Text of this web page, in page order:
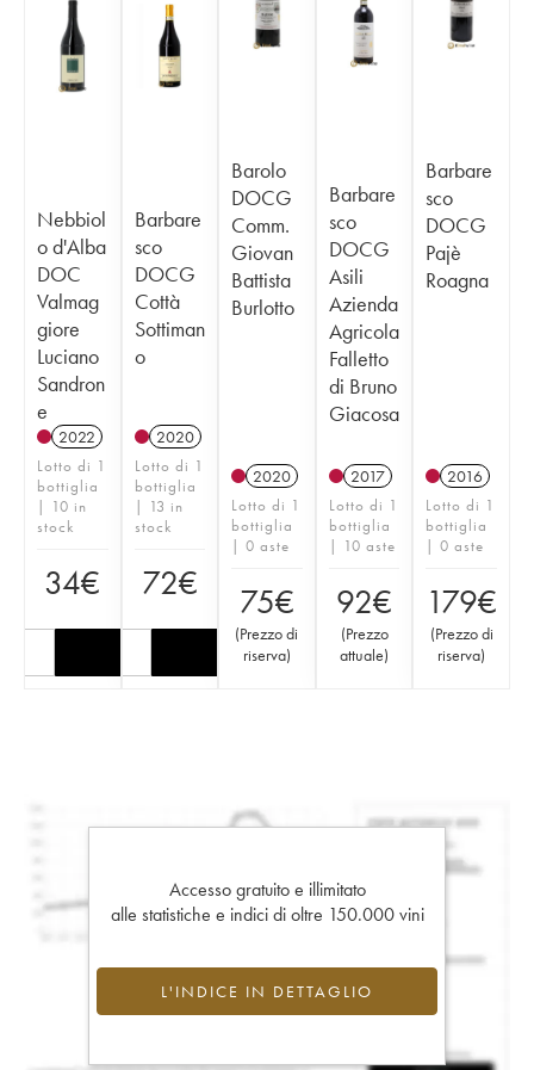
Nebbiol
o d'Alba
DOC
Valmag
giore
Luciano
Sandron
e
2022
Lotto di 1
bottiglia
| 10 in
stock
34€
Barbare
sco
DOCG
Cottà
Sottiman
o
2020
Lotto di 1
bottiglia
| 13 in
stock
72€
Barolo
DOCG
Comm.
Giovan
Battista
Burlotto
2020
Lotto di 1
bottiglia
| 0 aste
75€
(Prezzo di
riserva)
Barbare
sco
DOCG
Asili
Azienda
Agricola
Falletto
di Bruno
Giacosa
2017
Lotto di 1
bottiglia
| 10 aste
92€
(Prezzo
attuale)
Barbare
sco
DOCG
Pajè
Roagna
2016
Lotto di 1
bottiglia
| 0 aste
179€
(Prezzo di
riserva)
Accesso gratuito e illimitato
alle statistiche e indici di oltre 150.000 vini
L'INDICE IN DETTAGLIO